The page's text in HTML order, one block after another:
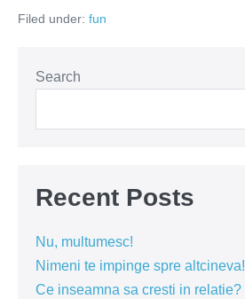
Care
mai
fidele?
Filed under: fun
Search
Recent Posts
Nu, multumesc!
Nimeni te impinge spre altcineva!
Ce inseamna sa cresti in relatie?